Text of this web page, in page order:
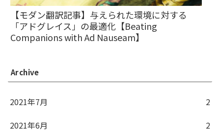
【モダン翻訳記事】与えられた環境に対する
「アドグレイス」の最適化【Beating
Companions with Ad Nauseam】
Archive
2021年7月
2
2021年6月
2